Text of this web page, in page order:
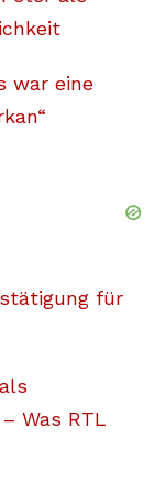
war eine
für
Was RTL